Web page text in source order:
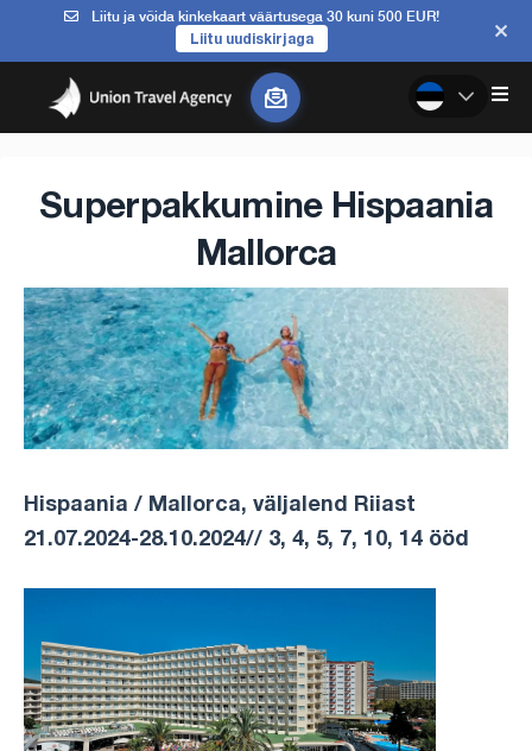
Liitu ja võida kinkekaart väärtusega 30 kuni 500 EUR!
Liitu uudiskirjaga
Superpakkumine Hispaania
Mallorca
Hispaania / Mallorca, väljalend Riiast
21.07.2024-28.10.2024// 3, 4, 5, 7, 10, 14 ööd